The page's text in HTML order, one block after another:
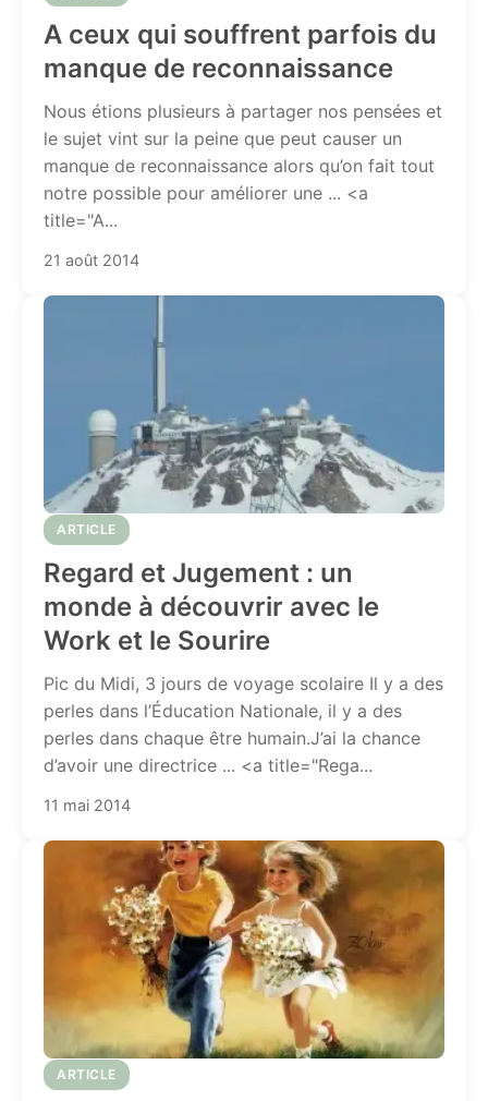
A ceux qui souffrent parfois du
manque de reconnaissance
Nous étions plusieurs à partager nos pensées et
le sujet vint sur la peine que peut causer un
manque de reconnaissance alors qu’on fait tout
notre possible pour améliorer une ... <a
title="A...
21 août 2014
ARTICLE
Regard et Jugement : un
monde à découvrir avec le
Work et le Sourire
Pic du Midi, 3 jours de voyage scolaire Il y a des
perles dans l’Éducation Nationale, il y a des
perles dans chaque être humain.J’ai la chance
d’avoir une directrice ... <a title="Rega...
11 mai 2014
ARTICLE